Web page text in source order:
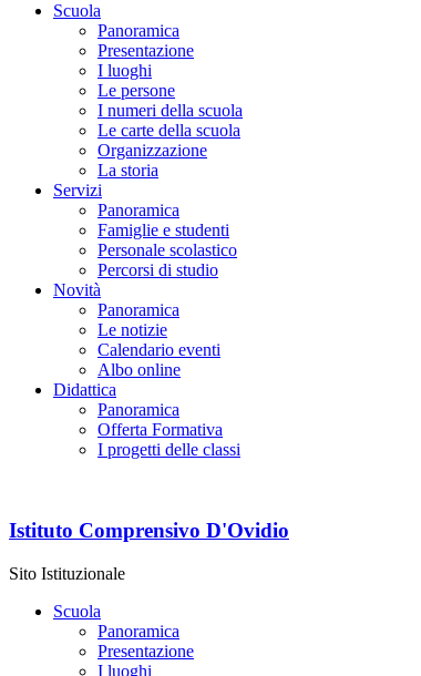
Scuola
Panoramica
Presentazione
I luoghi
Le persone
I numeri della scuola
Le carte della scuola
Organizzazione
La storia
Servizi
Panoramica
Famiglie e studenti
Personale scolastico
Percorsi di studio
Novità
Panoramica
Le notizie
Calendario eventi
Albo online
Didattica
Panoramica
Offerta Formativa
I progetti delle classi
Istituto Comprensivo D'Ovidio
Sito Istituzionale
Scuola
Panoramica
Presentazione
I luoghi